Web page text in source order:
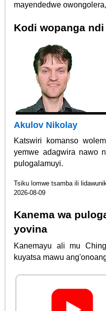
mayendedwe
Kodi wopanga
Akulov Nikolay
Katswiri komanso
yemwe adagwira nawo
pulogalamuyi.
Tsiku lomwe tsamba ili
2026-08-09
Kanema wa
yovina
Kanemayu ali mu
kuyatsa mawu